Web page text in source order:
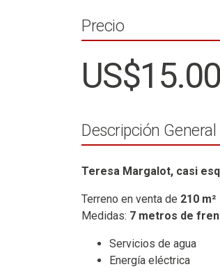
Precio
Descripción General
Teresa Margalot, casi
Terreno en venta de 210 m²
Medidas: 7 metros de
Servicios de agua
Energía eléctrica